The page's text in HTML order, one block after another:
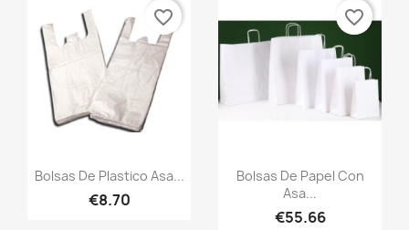
Quick view
Bolsas De Plastico Asa...
€8.70
favorite_border
Quick view
Bolsas De Papel Con
Asa...
€55.66
favorite_border